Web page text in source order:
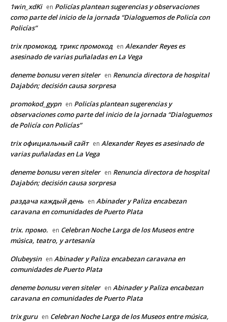
1win_xdKi en Policías plantean sugerencias y observaciones
como parte del inicio de la jornada “Dialoguemos de Policía con
Policías”
trix промокод, трикс промокод en Alexander Reyes es
asesinado de varias puñaladas en La Vega
deneme bonusu veren siteler en Renuncia directora de hospital
Dajabón; decisión causa sorpresa
promokod_gypn en Policías plantean sugerencias y
observaciones como parte del inicio de la jornada “Dialoguemos
de Policía con Policías”
trix официальный сайт en Alexander Reyes es asesinado de
varias puñaladas en La Vega
deneme bonusu veren siteler en Renuncia directora de hospital
Dajabón; decisión causa sorpresa
раздача каждый день en Abinader y Paliza encabezan
caravana en comunidades de Puerto Plata
trix. промо. en Celebran Noche Larga de los Museos entre
música, teatro, y artesanía
Olubeysin en Abinader y Paliza encabezan caravana en
comunidades de Puerto Plata
deneme bonusu veren siteler en Abinader y Paliza encabezan
caravana en comunidades de Puerto Plata
trix guru en Celebran Noche Larga de los Museos entre música,